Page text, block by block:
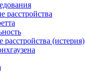
расстройства
расстройства (истерия)